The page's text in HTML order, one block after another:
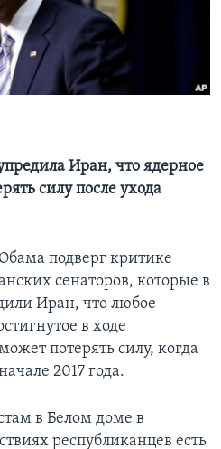
Иран, что ядерное
силу после ухода
подверг критике
сенаторов, которые в
Иран, что любое
в ходе
потерять силу, когда
2017 года.
в Белом доме в
республиканцев есть